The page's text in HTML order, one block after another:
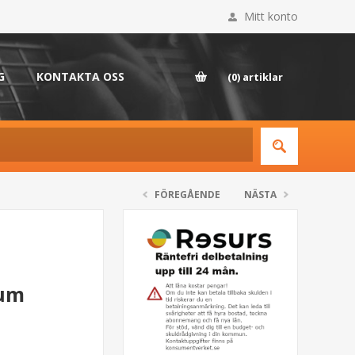
Mitt konto
KONTAKTA OSS (0) artiklar
FÖREGÅENDE NÄSTA